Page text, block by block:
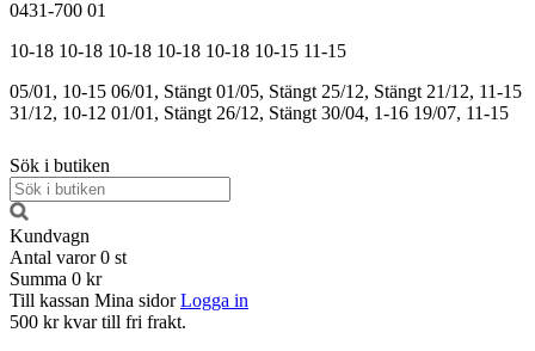
0431-700 01
10-18 10-18 10-18 10-18 10-18 10-15 11-15
05/01, 10-15 06/01, Stängt 01/05, Stängt 25/12, Stängt 21/12, 11-15
31/12, 10-12 01/01, Stängt 26/12, Stängt 30/04, 1-16 19/07, 11-15
Sök i butiken
Kundvagn
Antal varor 0 st
Summa 0 kr
Till kassan Mina sidor Logga in
500 kr kvar till fri frakt.